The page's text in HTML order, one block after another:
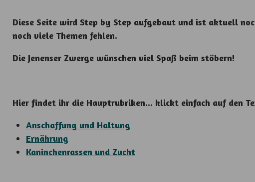
Diese Seite wird Step by Step aufgebaut und ist aktuell
noch viele Themen fehlen.
Die Jenenser Zwerge wünschen viel Spaß beim stöbern!
Hier findet ihr die Hauptrubriken... klickt einfach auf den
Anschaffung und Haltung
Ernährung
Kaninchenrassen und Zucht